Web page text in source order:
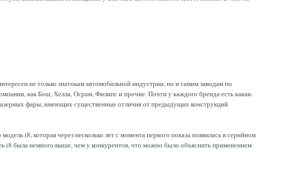
не только знатокам автомобильной индустрии, но и самим заводам по
как Бош, Хелла, Осрам, Филипс и прочие. Почти у каждого бренда есть какая-
фары, имеющих существенные отличия от предыдущих конструкций
i8, которая через несколько лет с момента первого показа появилась в серийном
i8 была немного выше, чем у конкурентов, что можно было объяснить применением